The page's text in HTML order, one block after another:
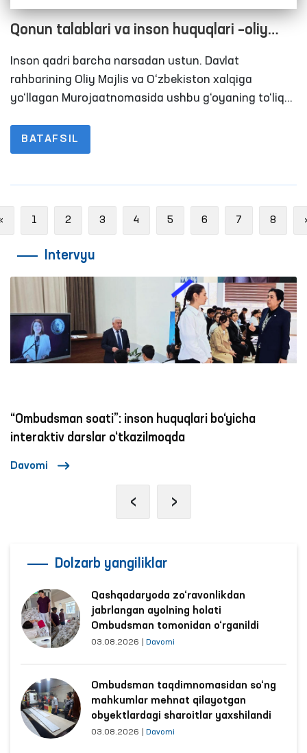
Qonun talablari va inson huquqlari –oliy
qadriyat
Inson qadri barcha narsadan ustun. Davlat
rahbarining Oliy Majlis va O‘zbekiston xalqiga
yo‘llagan Murojaatnomasida ushbu g‘oyaning to‘liq
saqlash, elektr energiya, gaz, sud-huquq, xullas
aholini qiynab kelayotgan masalalarning barchasi
surildi.
BATAFSIL
Previous
1 2 3 4 5 6 7 8
Intervyu
“Ombudsman soati”: inson huquqlari bo‘yicha
interaktiv darslar o‘tkazilmoqda
Davomi
‹ ›
Dolzarb yangiliklar
Qashqadaryoda zo‘ravonlikdan
jabrlangan ayolning holati
Ombudsman tomonidan o‘rganildi
03.08.2026 Davomi
Ombudsman taqdimnomasidan so‘ng
mahkumlar mehnat qilayotgan
obyektlardagi sharoitlar yaxshilandi
03.08.2026 Davomi